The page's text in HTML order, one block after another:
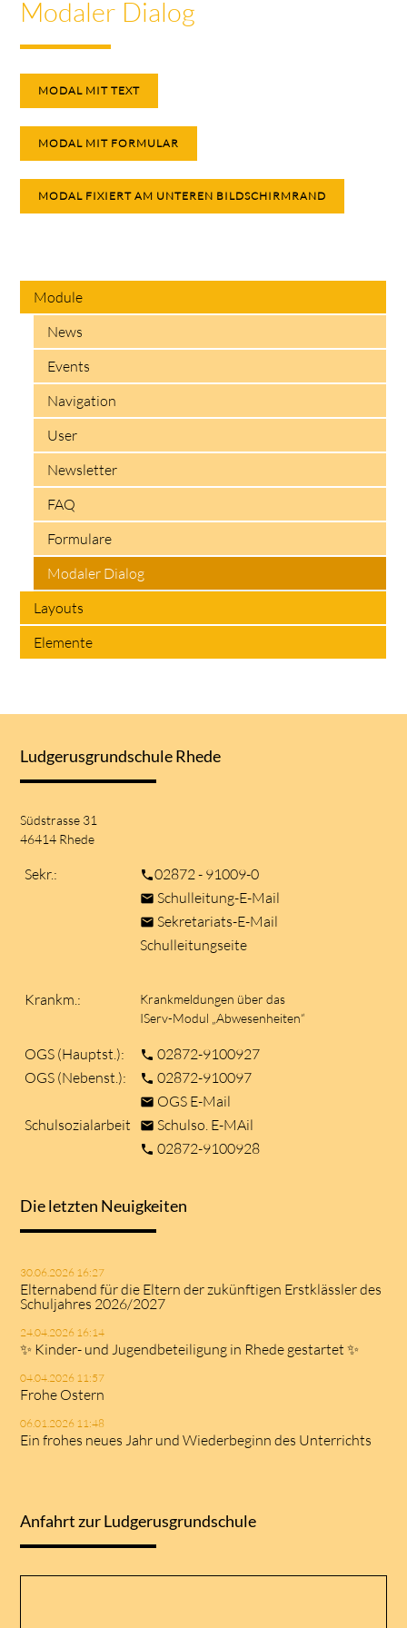
Modaler Dialog
MODAL MIT TEXT
MODAL MIT FORMULAR
MODAL FIXIERT AM UNTEREN BILDSCHIRMRAND
Module
News
Events
Navigation
User
Newsletter
FAQ
Formulare
Modaler Dialog
Layouts
Elemente
Ludgerusgrundschule Rhede
Südstrasse 31
46414 Rhede
Sekr.: phone02872 - 91009-0
mail Schulleitung-E-Mail
mail Sekretariats-E-Mail
Schulleitungseite
Krankm.:
Krankmeldungen über das
IServ-Modul „Abwesenheiten“
OGS (Hauptst.): phone 02872-9100927
OGS (Nebenst.):
phone 02872-910097
mail OGS E-Mail
Schulsozialarbeit
mail Schulso. E-MAil
phone 02872-9100928
Die letzten Neuigkeiten
30.06.2026 16:27
Elternabend für die Eltern der zukünftigen Erstklässler des
Schuljahres 2026/2027
24.04.2026 16:14
✨ Kinder- und Jugendbeteiligung in Rhede gestartet ✨
04.04.2026 11:57
Frohe Ostern
06.01.2026 11:48
Ein frohes neues Jahr und Wiederbeginn des Unterrichts
Anfahrt zur Ludgerusgrundschule